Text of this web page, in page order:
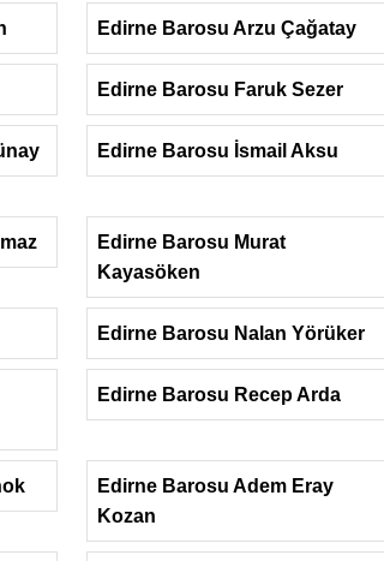
Edirne Barosu Arzu Çağatay
Edirne Barosu Faruk Sezer
Edirne Barosu İsmail Aksu
Edirne Barosu Murat
Kayasöken
Edirne Barosu Nalan Yörüker
Edirne Barosu Recep Arda
Edirne Barosu Adem Eray
Kozan